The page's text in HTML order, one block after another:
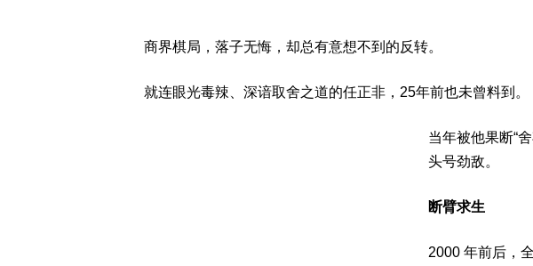
商界棋局，落子无悔，却总有意想不到的反转。
就连眼光毒辣、深谙取舍之道的任正非，25年前也未曾料到。
当年被他果断“
头号劲敌。
断臂求生
2000 年前后，